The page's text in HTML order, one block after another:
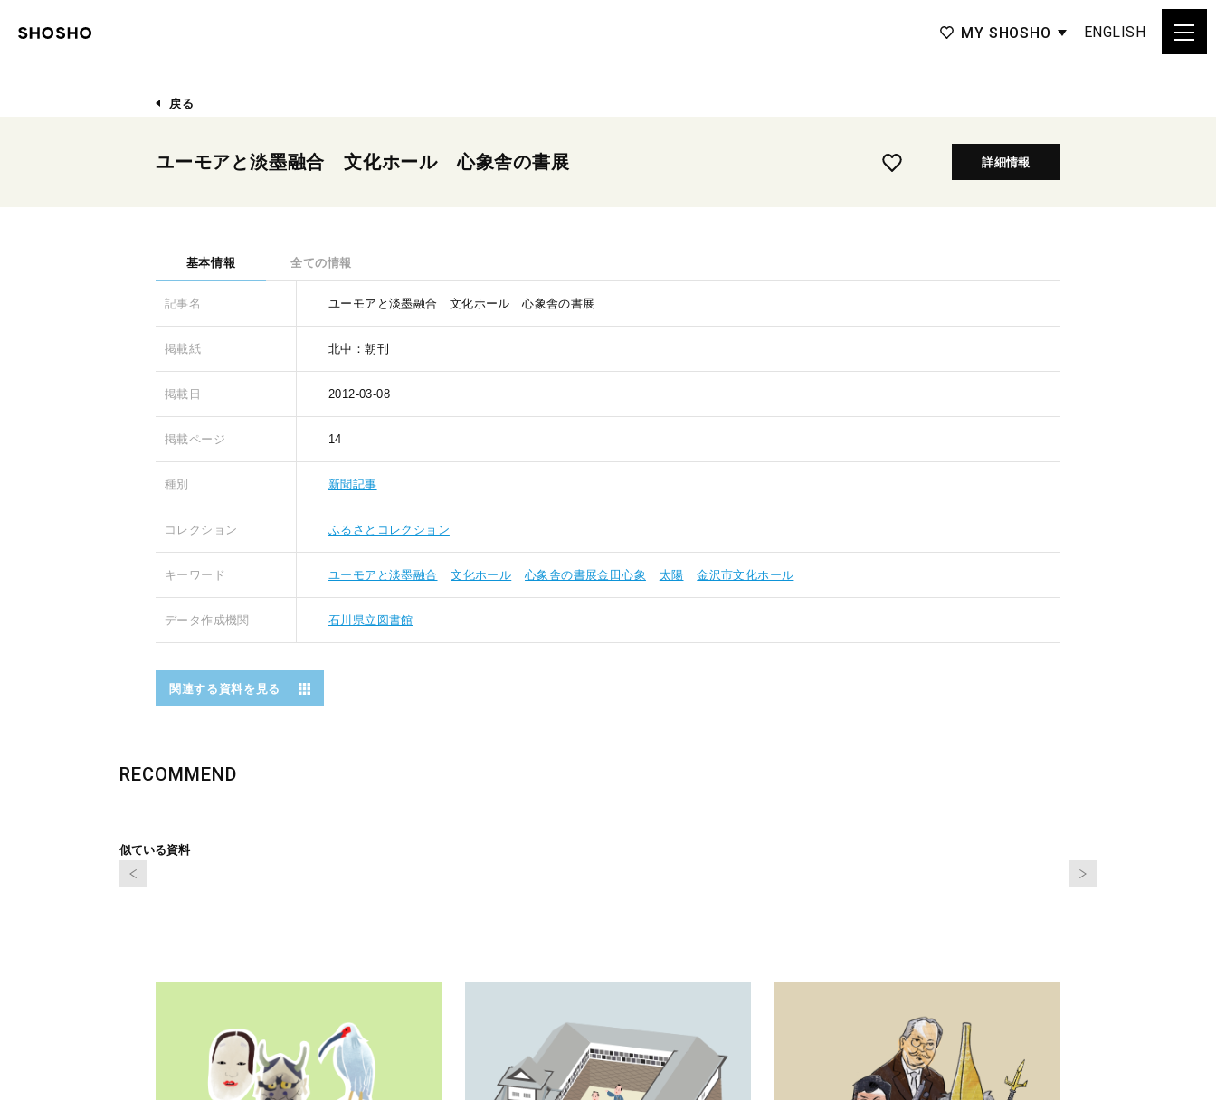
MY SHOSHO ENGLISH
戻る
ユーモアと淡墨融合 文化ホール 心象舎の書展 詳細情報
基本情報 全ての情報
記事名 ユーモアと淡墨融合 文化ホール 心象舎の書展
掲載紙 北中：朝刊
掲載日 2012-03-08
掲載ページ 14
種別 新聞記事
コレクション ふるさとコレクション
キーワード ユーモアと淡墨融合 文化ホール 心象舎の書展金田心象 太陽 金沢市文化ホール
データ作成機関 石川県立図書館
関連する資料を見る
RECOMMEND
似ている資料